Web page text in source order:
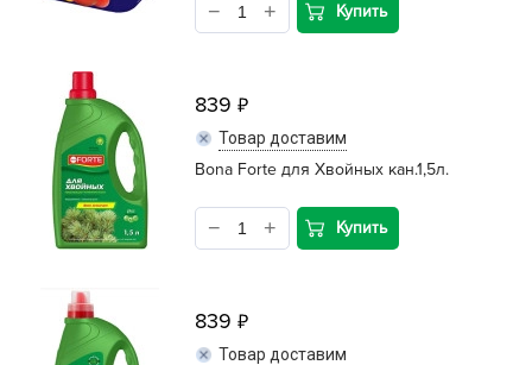
Посадочный материал (контейнер)
Садовый инвентарь и техника
СЕМЕНА
Средства для септиков, туалетов, компостов, прудов и
бассейнов
Средства защиты растений
Средства от бытовых и летающих насекомых, грызунов
Купить
839
Товар доставим
Bona Forte для Хвойных кан.1,5л.
Купить
839
Товар доставим